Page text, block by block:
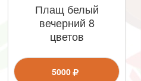
Плащ белый
вечерний 8
цветов
5000